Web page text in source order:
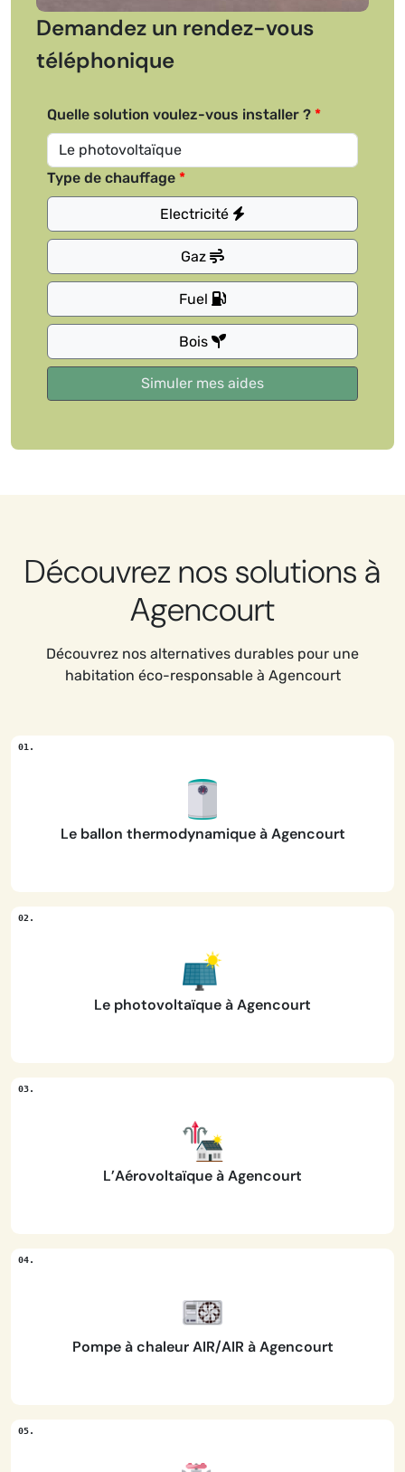
Demandez un rendez-vous
téléphonique
Quelle solution voulez-vous installer ?
Type de chauffage
Electricité
Gaz
Fuel
Bois
Découvrez nos solutions à
Agencourt
Découvrez nos alternatives durables pour une
habitation éco-responsable à Agencourt
Le ballon thermodynamique à Agencourt
Le photovoltaïque à Agencourt
L’Aérovoltaïque à Agencourt
Pompe à chaleur AIR/AIR à Agencourt